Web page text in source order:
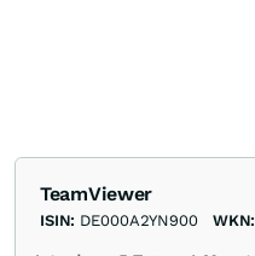
TeamViewer
ISIN: DE000A2YN900 WKN: